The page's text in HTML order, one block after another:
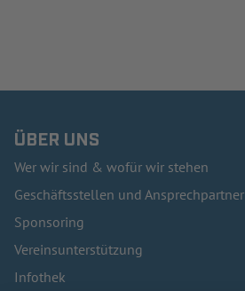
ÜBER UNS
Wer wir sind & wofür wir stehen
Geschäftsstellen und Ansprechpartner
Sponsoring
Vereinsunterstützung
Infothek